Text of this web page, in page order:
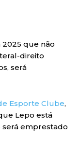
que não
direito
será
Esporte Clube,
Lepo está
será emprestado